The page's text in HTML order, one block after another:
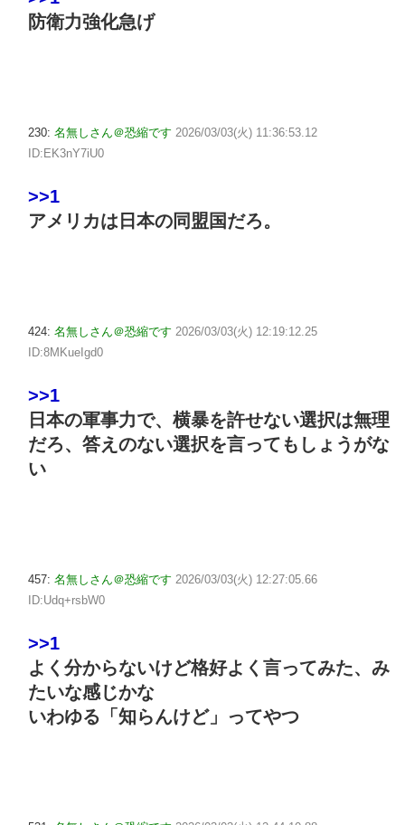
防衛力強化急げ
230: 名無しさん＠恐縮です 2026/03/03(火) 11:36:53.12
ID:EK3nY7iU0
>>1
アメリカは日本の同盟国だろ。
424: 名無しさん＠恐縮です 2026/03/03(火) 12:19:12.25
ID:8MKueIgd0
>>1
日本の軍事力で、横暴を許せない選択は無理
だろ、答えのない選択を言ってもしょうがな
い
457: 名無しさん＠恐縮です 2026/03/03(火) 12:27:05.66
ID:Udq+rsbW0
>>1
よく分からないけど格好よく言ってみた、み
たいな感じかな
いわゆる「知らんけど」ってやつ